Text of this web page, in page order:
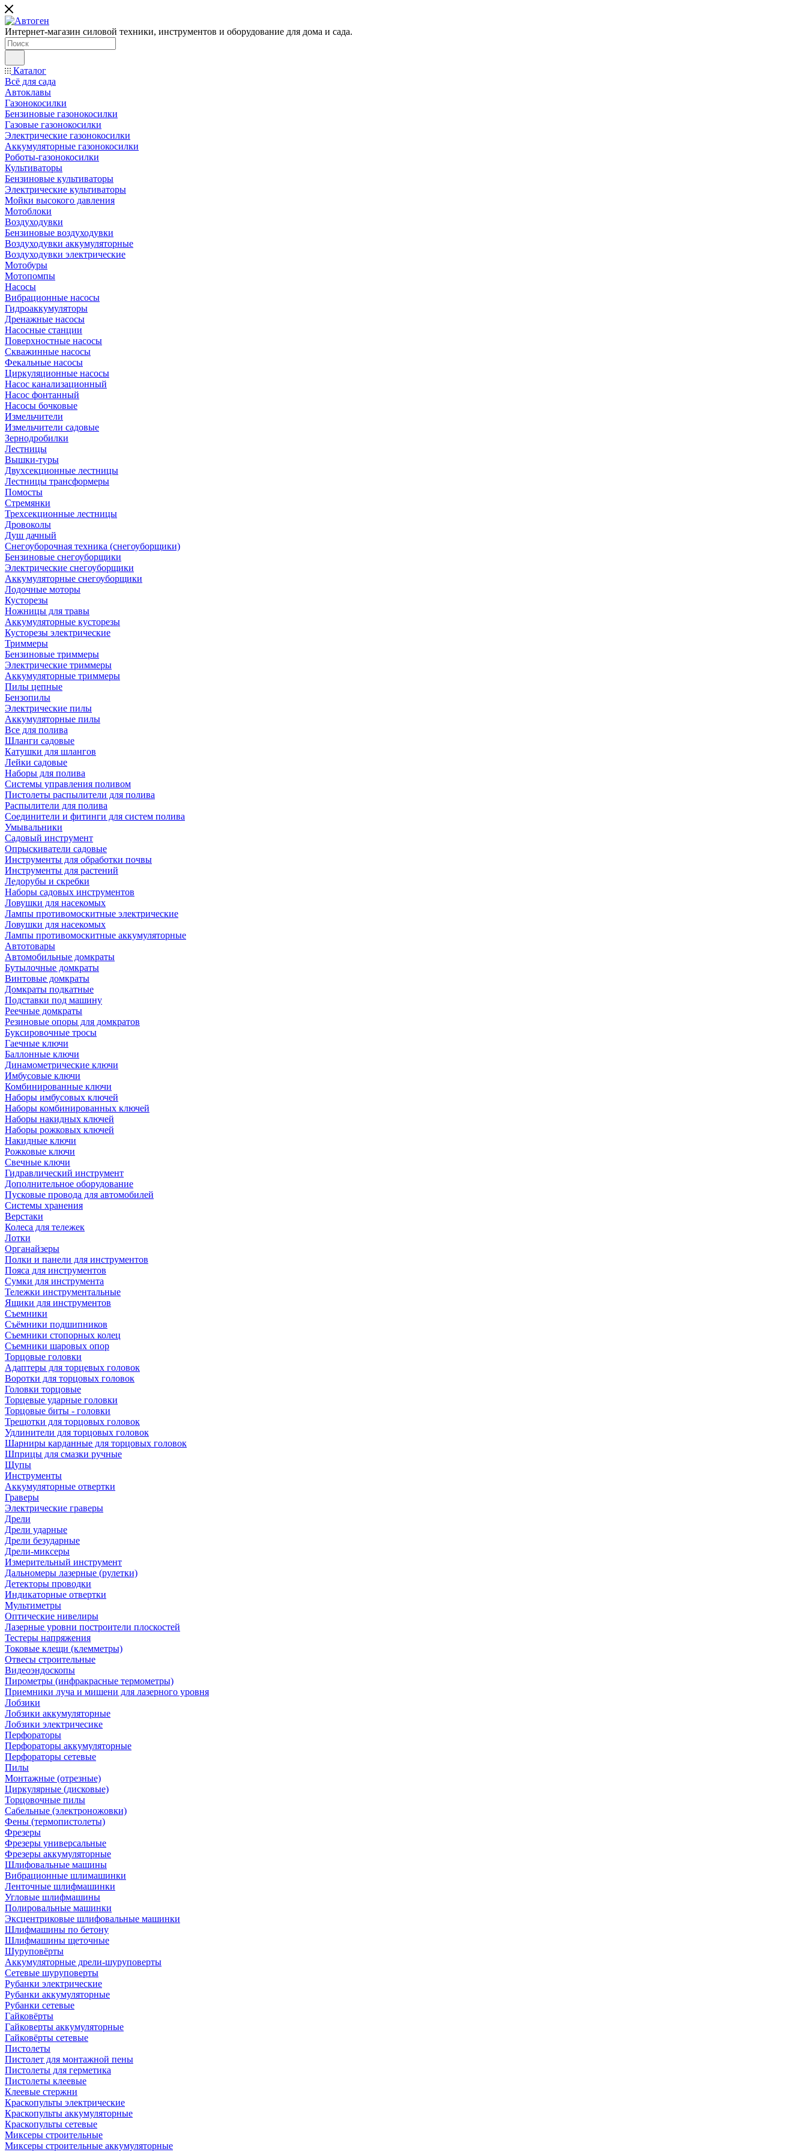
Интернет-магазин силовой техники, инструментов и оборудование для дома и сада.
Каталог
Всё для сада
Автоклавы
Газонокосилки
Бензиновые газонокосилки
Газовые газонокосилки
Электрические газонокосилки
Аккумуляторные газонокосилки
Роботы-газонокосилки
Культиваторы
Бензиновые культиваторы
Электрические культиваторы
Мойки высокого давления
Мотоблоки
Воздуходувки
Бензиновые воздуходувки
Воздуходувки аккумуляторные
Воздуходувки электрические
Мотобуры
Мотопомпы
Насосы
Вибрационные насосы
Гидроаккумуляторы
Дренажные насосы
Насосные станции
Поверхностные насосы
Скважинные насосы
Фекальные насосы
Циркуляционные насосы
Насос канализационный
Насос фонтанный
Насосы бочковые
Измельчители
Измельчители садовые
Зернодробилки
Лестницы
Вышки-туры
Двухсекционные лестницы
Лестницы трансформеры
Помосты
Стремянки
Трехсекционные лестницы
Дровоколы
Душ дачный
Снегоуборочная техника (снегоуборщики)
Бензиновые снегоуборщики
Электрические снегоуборщики
Аккумуляторные снегоуборщики
Лодочные моторы
Кусторезы
Ножницы для травы
Аккумуляторные кусторезы
Кусторезы электрические
Триммеры
Бензиновые триммеры
Электрические триммеры
Аккумуляторные триммеры
Пилы цепные
Бензопилы
Электрические пилы
Аккумуляторные пилы
Все для полива
Шланги садовые
Катушки для шлангов
Лейки садовые
Наборы для полива
Системы управления поливом
Пистолеты распылители для полива
Распылители для полива
Соединители и фитинги для систем полива
Умывальники
Садовый инструмент
Опрыскиватели садовые
Инструменты для обработки почвы
Инструменты для растений
Ледорубы и скребки
Наборы садовых инструментов
Ловушки для насекомых
Лампы противомоскитные электрические
Ловушки для насекомых
Лампы противомоскитные аккумуляторные
Автотовары
Автомобильные домкраты
Бутылочные домкраты
Винтовые домкраты
Домкраты подкатные
Подставки под машину
Реечные домкраты
Резиновые опоры для домкратов
Буксировочные тросы
Гаечные ключи
Баллонные ключи
Динамометрические ключи
Имбусовые ключи
Комбинированные ключи
Наборы имбусовых ключей
Наборы комбинированных ключей
Наборы накидных ключей
Наборы рожковых ключей
Накидные ключи
Рожковые ключи
Свечные ключи
Гидравлический инструмент
Дополнительное оборудование
Пусковые провода для автомобилей
Системы хранения
Верстаки
Колеса для тележек
Лотки
Органайзеры
Полки и панели для инструментов
Пояса для инструментов
Сумки для инструмента
Тележки инструментальные
Ящики для инструментов
Съемники
Съёмники подшипников
Съемники стопорных колец
Съемники шаровых опор
Торцовые головки
Адаптеры для торцевых головок
Воротки для торцовых головок
Головки торцовые
Торцевые ударные головки
Торцовые биты - головки
Трещотки для торцовых головок
Удлинители для торцовых головок
Шарниры карданные для торцовых головок
Шприцы для смазки ручные
Щупы
Инструменты
Аккумуляторные отвертки
Граверы
Электрические граверы
Дрели
Дрели ударные
Дрели безударные
Дрели-миксеры
Измерительный инструмент
Дальномеры лазерные (рулетки)
Детекторы проводки
Индикаторные отвертки
Мультиметры
Оптические нивелиры
Лазерные уровни построители плоскостей
Тестеры напряжения
Токовые клещи (клемметры)
Отвесы строительные
Видеоэндоскопы
Пирометры (инфракрасные термометры)
Приемники луча и мишени для лазерного уровня
Лобзики
Лобзики аккумуляторные
Лобзики электричесике
Перфораторы
Перфораторы аккумуляторные
Перфораторы сетевые
Пилы
Монтажные (отрезные)
Циркулярные (дисковые)
Торцовочные пилы
Сабельные (электроножовки)
Фены (термопистолеты)
Фрезеры
Фрезеры универсальные
Фрезеры аккумуляторные
Шлифовальные машины
Вибрационные шлимашинки
Ленточные шлифмашинки
Угловые шлифмашины
Полировальные машинки
Эксцентриковые шлифовальные машинки
Шлифмашины по бетону
Шлифмашины щеточные
Шуруповёрты
Аккумуляторные дрели-шуруповерты
Сетевые шуруповерты
Рубанки электрические
Рубанки аккумуляторные
Рубанки сетевые
Гайковёрты
Гайковерты аккумуляторные
Гайковёрты сетевые
Пистолеты
Пистолет для монтажной пены
Пистолеты для герметика
Пистолеты клеевые
Клеевые стержни
Краскопульты электрические
Краскопульты аккумуляторные
Краскопульты сетевые
Миксеры строительные
Миксеры строительные аккумуляторные